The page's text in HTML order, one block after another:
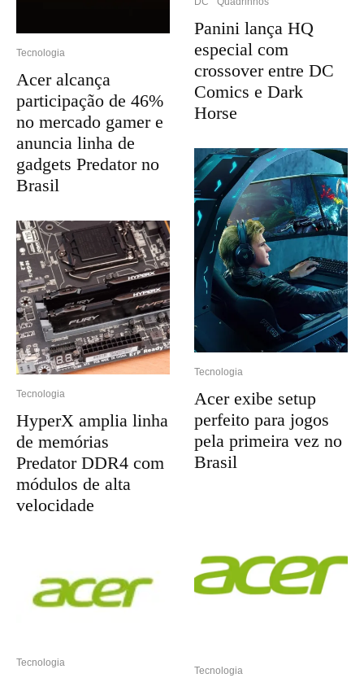
Tecnologia
Acer alcança
participação de 46%
no mercado gamer e
anuncia linha de
gadgets Predator no
Brasil
Tecnologia
HyperX amplia linha
de memórias
Predator DDR4 com
módulos de alta
velocidade
Tecnologia
Panini lança HQ
especial com
crossover entre DC
Comics e Dark
Horse
Tecnologia
Acer exibe setup
perfeito para jogos
pela primeira vez no
Brasil
Tecnologia